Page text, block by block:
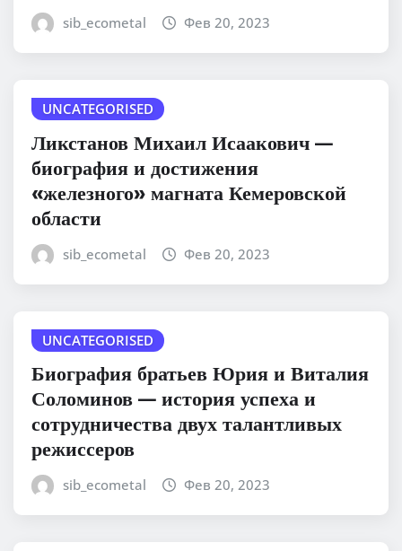
sib_ecometal Фев 20, 2023
UNCATEGORISED
Ликстанов Михаил Исаакович —
биография и достижения
«железного» магната Кемеровской
области
sib_ecometal Фев 20, 2023
UNCATEGORISED
Биография братьев Юрия и Виталия
Соломинов — история успеха и
сотрудничества двух талантливых
режиссеров
sib_ecometal Фев 20, 2023